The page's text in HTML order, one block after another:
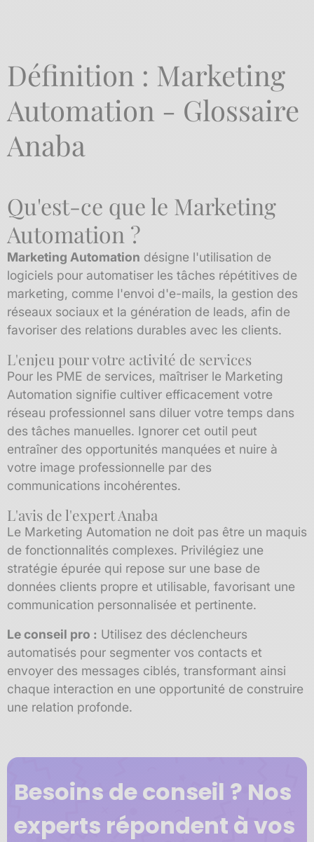
Définition : Marketing
Automation - Glossaire
Anaba
Qu'est-ce que le Marketing
Automation ?
Marketing Automation désigne l'utilisation de
logiciels pour automatiser les tâches répétitives de
marketing, comme l'envoi d'e-mails, la gestion des
réseaux sociaux et la génération de leads, afin de
favoriser des relations durables avec les clients.
L'enjeu pour votre activité de services
Pour les PME de services, maîtriser le Marketing
Automation signifie cultiver efficacement votre
réseau professionnel sans diluer votre temps dans
des tâches manuelles. Ignorer cet outil peut
entraîner des opportunités manquées et nuire à
votre image professionnelle par des
communications incohérentes.
L'avis de l'expert Anaba
Le Marketing Automation ne doit pas être un maquis
de fonctionnalités complexes. Privilégiez une
stratégie épurée qui repose sur une base de
données clients propre et utilisable, favorisant une
communication personnalisée et pertinente.
Le conseil pro : Utilisez des déclencheurs
automatisés pour segmenter vos contacts et
envoyer des messages ciblés, transformant ainsi
chaque interaction en une opportunité de construire
une relation profonde.
Besoins de conseil ? Nos
experts répondent à vos